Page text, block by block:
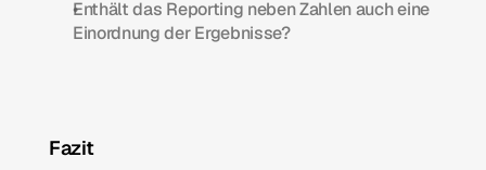
Enthält das Reporting neben Zahlen auch eine
Einordnung der Ergebnisse?
Fazit